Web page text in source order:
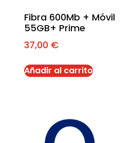
Fibra 600Mb + Móvil
55GB+ Prime
37,00 €
Añadir al carrito